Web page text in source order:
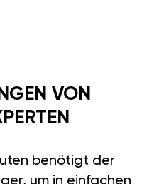
VON
benötigt der
um in einfachen